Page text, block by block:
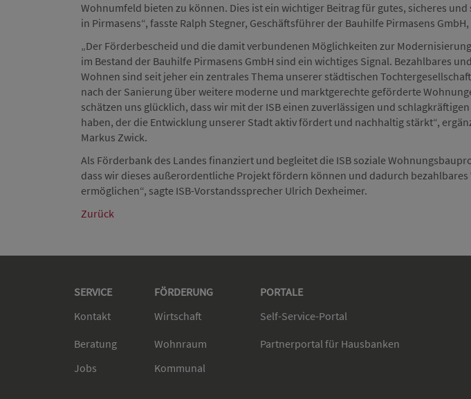
Wohnumfeld bieten zu können. Dies ist ein wichtiger Beitrag für gutes, sicheres und
in Pirmasens“, fasste Ralph Stegner, Geschäftsführer der Bauhilfe Pirmasens
„Der Förderbescheid und die damit verbundenen Möglichkeiten zur
im Bestand der Bauhilfe Pirmasens GmbH sind ein wichtiges Signal. Bezahlbares
Wohnen sind seit jeher ein zentrales Thema unserer städtischen
nach der Sanierung über weitere moderne und marktgerechte geförderte
schätzen uns glücklich, dass wir mit der ISB einen zuverlässigen und
haben, der die Entwicklung unserer Stadt aktiv fördert und nachhaltig stärkt“,
Markus Zwick.
Als Förderbank des Landes finanziert und begleitet die ISB soziale
dass wir dieses außerordentliche Projekt fördern können und dadurch bezahlbares
ermöglichen“, sagte ISB-Vorstandssprecher Ulrich Dexheimer.
Zurück
SERVICE FÖRDERUNG PORTALE
Kontakt
Wirtschaft Self-Service-Portal
Beratung
Wohnraum Partnerportal für Hausbanken
Jobs
Kommunal